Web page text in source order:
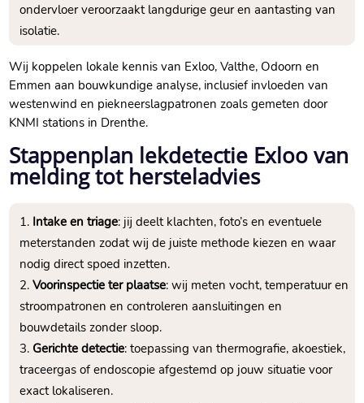
ondervloer veroorzaakt langdurige geur en aantasting van
isolatie.​
Wij koppelen lokale kennis van Exloo, Valthe, Odoorn en
Emmen aan bouwkundige analyse, inclusief invloeden van
westenwind en piekneerslagpatronen zoals gemeten door
KNMI stations in Drenthe.​
Stappenplan lekdetectie Exloo van
melding tot hersteladvies
Intake en triage: jij deelt klachten, foto’s en eventuele
meterstanden zodat wij de juiste methode kiezen en waar
nodig direct spoed inzetten.​
Voorinspectie ter plaatse: wij meten vocht, temperatuur en
stroompatronen en controleren aansluitingen en
bouwdetails zonder sloop.​
Gerichte detectie: toepassing van thermografie, akoestiek,
traceergas of endoscopie afgestemd op jouw situatie voor
exact lokaliseren.​